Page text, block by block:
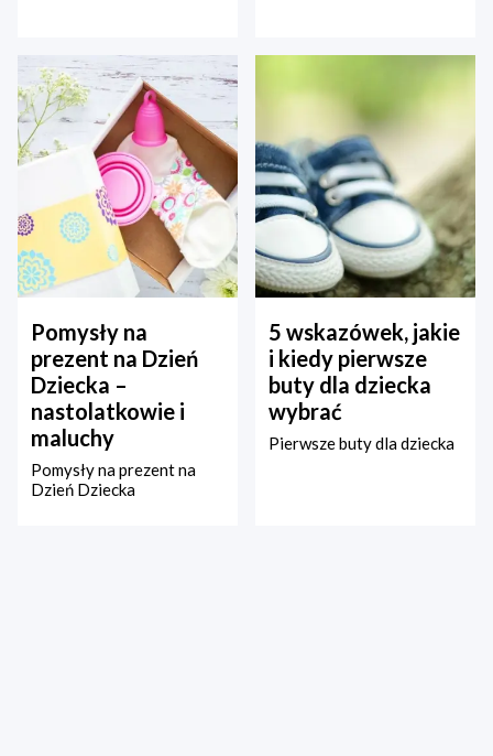
Pomysły na
prezent na Dzień
Dziecka –
nastolatkowie i
maluchy
Pomysły na prezent na
Dzień Dziecka
5 wskazówek, jakie
i kiedy pierwsze
buty dla dziecka
wybrać
Pierwsze buty dla dziecka